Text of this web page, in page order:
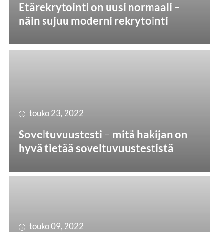
Etärekrytointi on uusi normaali –
näin sujuu moderni rekrytointi
touko 23, 2022
Soveltuvuustesti – mitä hakijan on
hyvä tietää soveltuvuustestistä
touko 09, 2022